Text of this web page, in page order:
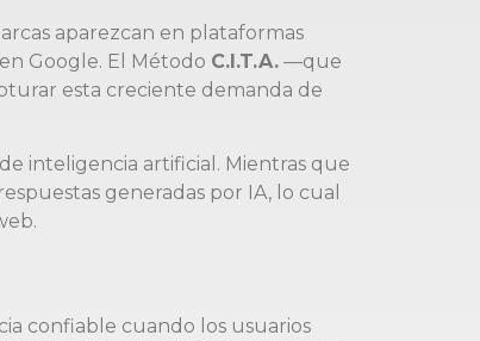
aparezcan en plataformas
Google. El Método C.I.T.A. —que
esta creciente demanda de
inteligencia artificial. Mientras que
generadas por IA, lo cual
confiable cuando los usuarios